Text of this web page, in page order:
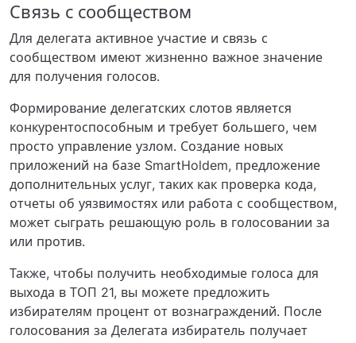
Связь с сообществом
Для делегата активное участие и связь с
сообществом имеют жизненно важное значение
для получения голосов.
Формирование делегатских слотов является
конкурентоспособным и требует большего, чем
просто управление узлом. Создание новых
приложений на базе SmartHoldem, предложение
дополнительных услуг, таких как проверка кода,
отчеты об уязвимостях или работа с сообществом,
может сыграть решающую роль в голосовании за
или против.
Также, чтобы получить необходимые голоса для
выхода в ТОП 21, вы можете предложить
избирателям процент от вознаграждений. После
голосования за Делегата избиратель получает